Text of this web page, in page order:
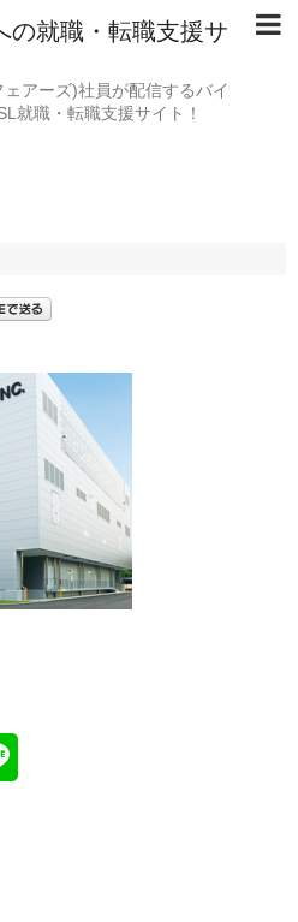
の就職・転職支援サ
アーズ)社員が配信するバイ
就職・転職支援サイト！